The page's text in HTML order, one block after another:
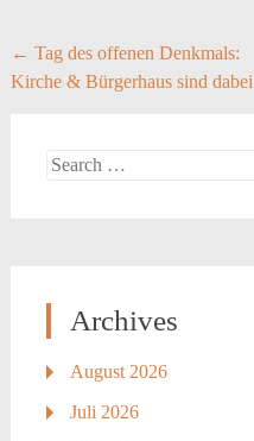
Post
navigation
← Tag des offenen Denkmals:
Kirche & Bürgerhaus sind dabei
Search
Archives
August 2026
Juli 2026